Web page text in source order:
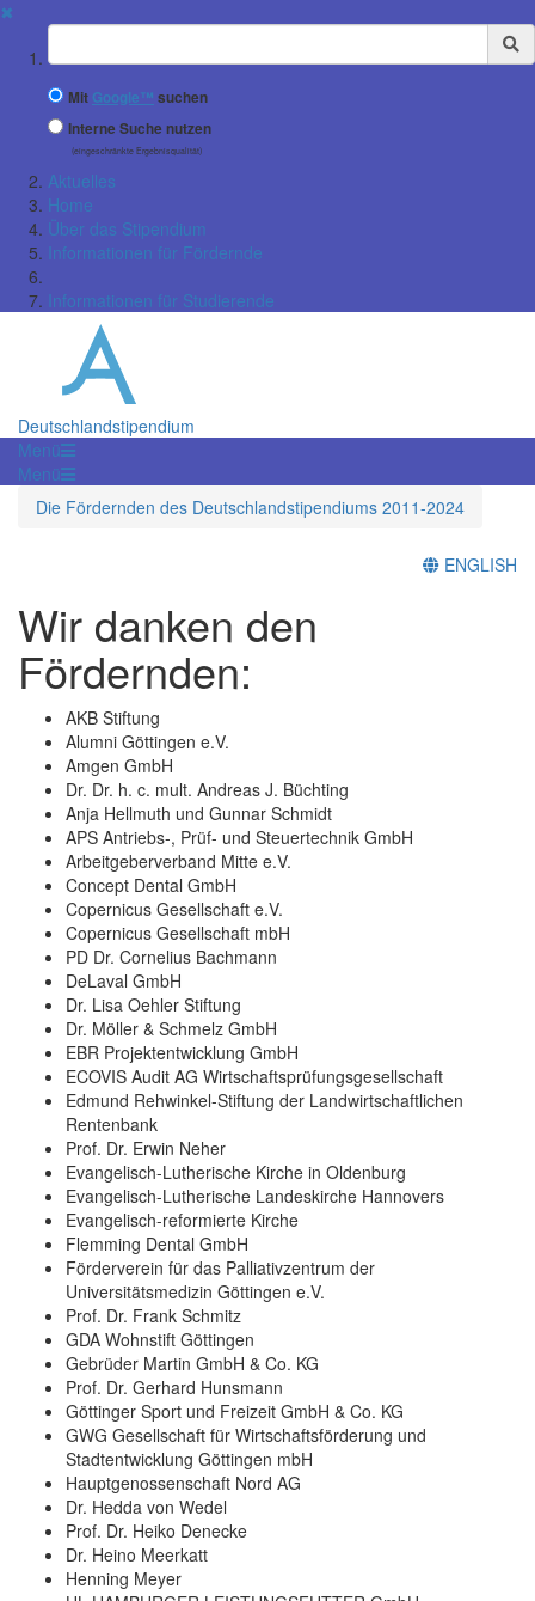
✖
Suchbegriff
Mit Google™ suchen
Interne Suche nutzen
(eingeschränkte Ergebnisqualität)
Aktuelles
Home
Über das Stipendium
Informationen für Fördernde
Informationen für Studierende
Deutschlandstipendium
Menü
Menü
Die Fördernden des Deutschlandstipendiums 2011-2024
ENGLISH
Wir danken den
Fördernden:
AKB Stiftung
Alumni Göttingen e.V.
Amgen GmbH
Dr. Dr. h. c. mult. Andreas J. Büchting
Anja Hellmuth und Gunnar Schmidt
APS Antriebs-, Prüf- und Steuertechnik GmbH
Arbeitgeberverband Mitte e.V.
Concept Dental GmbH
Copernicus Gesellschaft e.V.
Copernicus Gesellschaft mbH
PD Dr. Cornelius Bachmann
DeLaval GmbH
Dr. Lisa Oehler Stiftung
Dr. Möller & Schmelz GmbH
EBR Projektentwicklung GmbH
ECOVIS Audit AG Wirtschaftsprüfungsgesellschaft
Edmund Rehwinkel-Stiftung der Landwirtschaftlichen
Rentenbank
Prof. Dr. Erwin Neher
Evangelisch-Lutherische Kirche in Oldenburg
Evangelisch-Lutherische Landeskirche Hannovers
Evangelisch-reformierte Kirche
Flemming Dental GmbH
Förderverein für das Palliativzentrum der
Universitätsmedizin Göttingen e.V.
Prof. Dr. Frank Schmitz
GDA Wohnstift Göttingen
Gebrüder Martin GmbH & Co. KG
Prof. Dr. Gerhard Hunsmann
Göttinger Sport und Freizeit GmbH & Co. KG
GWG Gesellschaft für Wirtschaftsförderung und
Stadtentwicklung Göttingen mbH
Hauptgenossenschaft Nord AG
Dr. Hedda von Wedel
Prof. Dr. Heiko Denecke
Dr. Heino Meerkatt
Henning Meyer